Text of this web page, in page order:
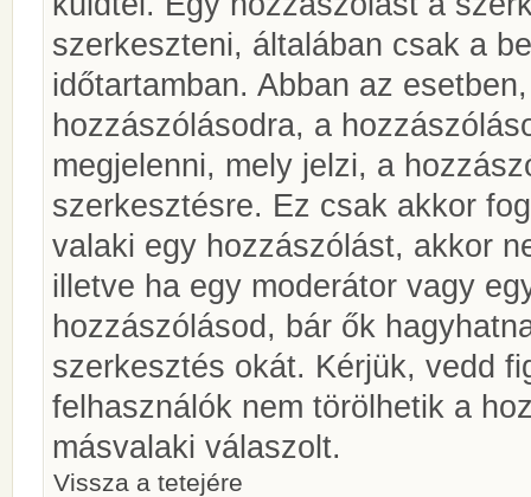
szerkeszteni, általában csak a
időtartamban. Abban az
hozzászólásodra, a
megjelenni, mely jelzi, a
szerkesztésre. Ez csak akkor
valaki egy hozzászólást, akkor
illetve ha egy moderátor vagy
hozzászólásod, bár ők
szerkesztés okát. Kérjük, vedd
felhasználók nem törölhetik a
másvalaki válaszolt.
Vissza a tetejére